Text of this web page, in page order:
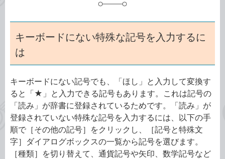
キーボードにない特殊な記号を入力するに
は
キーボードにない記号でも、「ほし」と入力して変換す
ると「★」と入力できる記号もあります。これは記号の
「読み」が辞書に登録されているためです。「読み」が
登録されていない特殊な記号を入力するには、以下の手
順で［その他の記号］をクリックし、［記号と特殊文
字］ダイアログボックスの一覧から記号を選びます。
［種類］を切り替えて、通貨記号や矢印、数学記号など